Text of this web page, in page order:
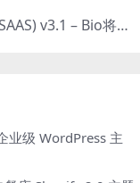
QuickBioLink (SAAS) v3.1 – Bio将SaaS链接到创作者，有影响力者和企业的SaaS PHP源码下载
业级 WordPress 主